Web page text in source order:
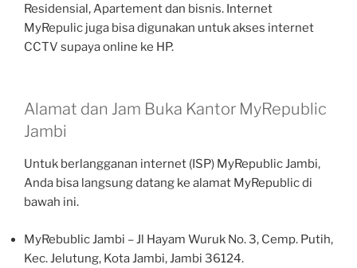
Residensial, Apartement dan bisnis. Internet
MyRepulic juga bisa digunakan untuk akses internet
CCTV supaya online ke HP.
Alamat dan Jam Buka Kantor MyRepublic
Jambi
Untuk berlangganan internet (ISP) MyRepublic Jambi,
Anda bisa langsung datang ke alamat MyRepublic di
bawah ini.
MyRebublic Jambi – Jl Hayam Wuruk No. 3, Cemp. Putih,
Kec. Jelutung, Kota Jambi, Jambi 36124.